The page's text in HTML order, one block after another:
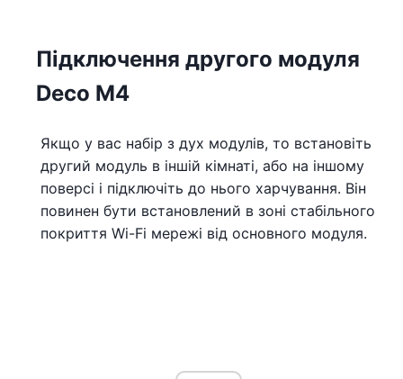
Підключення другого модуля
Deco M4
Якщо у вас набір з дух модулів, то встановіть
другий модуль в іншій кімнаті, або на іншому
поверсі і підключіть до нього харчування. Він
повинен бути встановлений в зоні стабільного
покриття Wi-Fi мережі від основного модуля.